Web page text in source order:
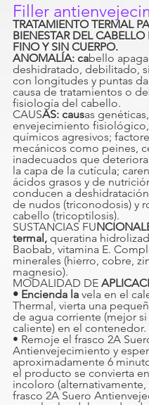
Filler
TRATAMIENTO TERMAL
BIENESTAR DEL CABELLO
FINO Y SIN CUERPO.
ANOMALÍA: cabello
deshidratado, debilitado,
con longitudes y puntas
causa de tratamientos o
fisiología del cabello.
CAUSAS: causas genéticas,
envejecimiento
químicos agresivos;
mecánicos como peines,
inadecuados que
la capa de la cutícula;
ácidos grasos y de
conducen a
de nudos (triconodosis) y
cabello (tricoptilosis).
SUSTANCIAS FU
termal, queratina
Baobab, vitamina E.
minerales (hierro, cobre,
magnesio).
MODALIDAD DE
• Encienda la vela en el
Thermal, vierta una
de agua corriente (mejor si
caliente) en el contenedor.
• Remoje el frasco 2A
Antienvejecimiento y
aproximadamente 6
el producto se convierta
incoloro
frasco 2A Suero